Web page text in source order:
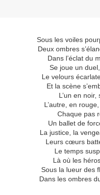
Sous les voiles
Deux ombres
Dans l’éclat du
Se joue un
Le velours
Et la scène
L’un en
L’autre, en
Chaque pas
Un ballet de
La justice, la
Leurs cœurs
Le temps
Là où les
Sous la lueur des
Dans les ombres